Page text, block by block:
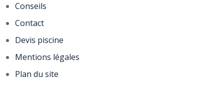
Conseils
Contact
Devis piscine
Mentions légales
Plan du site